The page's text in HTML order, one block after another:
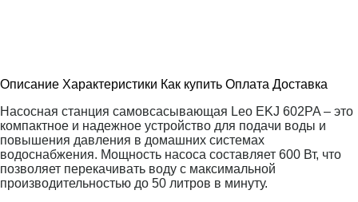
Описание Характеристики Как купить Оплата Доставка
Насосная станция самовсасывающая Leo EKJ 602PA – это
компактное и надежное устройство для подачи воды и
повышения давления в домашних системах
водоснабжения. Мощность насоса составляет 600 Вт, что
позволяет перекачивать воду с максимальной
производительностью до 50 литров в минуту.